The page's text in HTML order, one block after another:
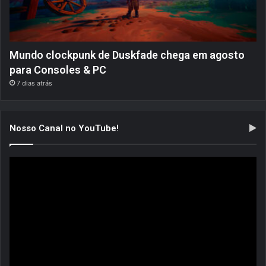
Mundo clockpunk de Duskfade chega em agosto
para Consoles & PC
7 dias atrás
Nosso Canal no YouTube!